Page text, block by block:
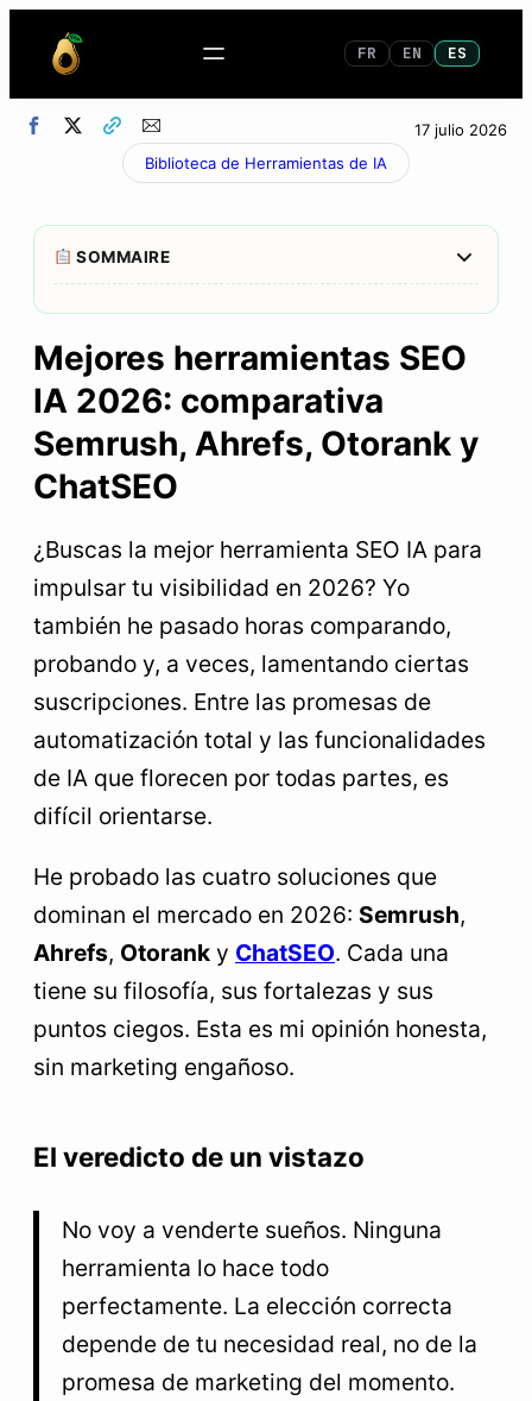
FR EN ES
17 julio 2026
Biblioteca de Herramientas de IA
SOMMAIRE Afficher/
1 El veredicto de un vistazo
2 Semrush: el generalista que apuesta por la IA
3 Ahrefs: el índice que marca la diferencia
4 Otorank: el aspirante que lo automatiza todo
FAQ: 5 preguntas frecuentes sobre
herramientas SEO IA en 2026
Mejores herramientas SEO
IA 2026: comparativa
Semrush, Ahrefs, Otorank y
ChatSEO
¿Buscas la mejor herramienta SEO IA para
impulsar tu visibilidad en 2026? Yo
también he pasado horas comparando,
probando y, a veces, lamentando ciertas
suscripciones. Entre las promesas de
automatización total y las funcionalidades
de IA que florecen por todas partes, es
difícil orientarse.
He probado las cuatro soluciones que
dominan el mercado en 2026: Semrush,
Ahrefs, Otorank y ChatSEO. Cada una
tiene su filosofía, sus fortalezas y sus
puntos ciegos. Esta es mi opinión honesta,
sin marketing engañoso.
El veredicto de un vistazo
No voy a venderte sueños. Ninguna
herramienta lo hace todo
perfectamente. La elección correcta
depende de tu necesidad real, no de la
promesa de marketing del momento.